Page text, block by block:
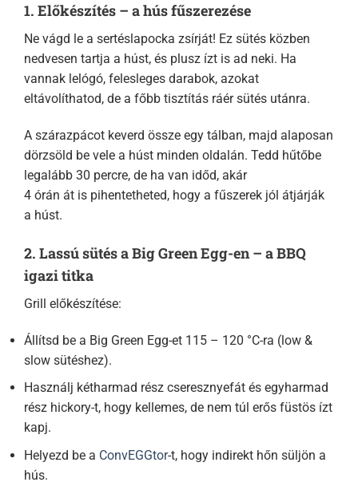
1. Előkészítés – a hús fűszerezése
Ne vágd le a sertéslapocka zsírját! Ez sütés közben
nedvesen tartja a húst, és plusz ízt is ad neki. Ha
vannak lelógó, felesleges darabok, azokat
eltávolíthatod, de a főbb tisztítás ráér sütés utánra.
A szárazpácot keverd össze egy tálban, majd alaposan
dörzsöld be vele a húst minden oldalán. Tedd hűtőbe
legalább 30 percre, de ha van időd, akár
4 órán át is pihentetheted, hogy a fűszerek jól átjárják
a húst.
2. Lassú sütés a Big Green Egg-en – a BBQ
igazi titka
Grill előkészítése:
Állítsd be a Big Green Egg-et 115 – 120 °C-ra (low &
slow sütéshez).
Használj kétharmad rész cseresznyefát és egyharmad
rész hickory-t, hogy kellemes, de nem túl erős füstös ízt
kapj.
Helyezd be a ConvEGGtor-t, hogy indirekt hőn süljön a
hús.